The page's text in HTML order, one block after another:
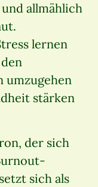
allmählich
lernen
umzugehen
stärken
der sich
sich als